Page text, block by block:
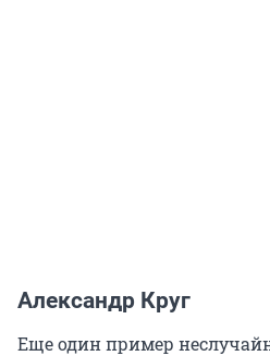
Александр Круг
Еще один пример